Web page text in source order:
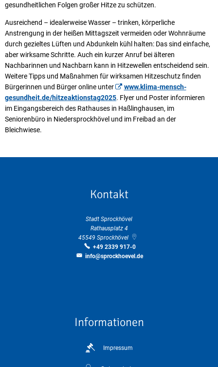
gesundheitlichen Folgen großer Hitze zu schützen.
Ausreichend – idealerweise Wasser – trinken, körperliche
Anstrengung in der heißen Mittagszeit vermeiden oder Wohnräume
durch gezieltes Lüften und Abdunkeln kühl halten: Das sind einfache,
aber wirksame Schritte. Auch ein kurzer Anruf bei älteren
Nachbarinnen und Nachbarn kann in Hitzewellen entscheidend sein.
Weitere Tipps und Maßnahmen für wirksamen Hitzeschutz finden
Bürgerinnen und Bürger online unter
www.klima-mensch-
gesundheit.de/hitzeaktionstag2025. Flyer und Poster informieren
im Eingangsbereich des Rathauses in Haßlinghausen, im
Seniorenbüro in Niedersprockhövel und im Freibad an der
Bleichwiese.
Kontakt
Stadt Sprockhövel
Rathausplatz 4
45549 Sprockhövel
+49 2339 917-0
info@sprockhoevel.de
Informationen
Impressum